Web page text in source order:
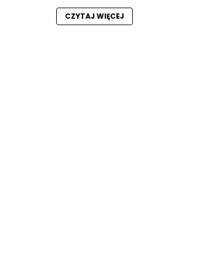
CZYTAJ WIĘCEJ